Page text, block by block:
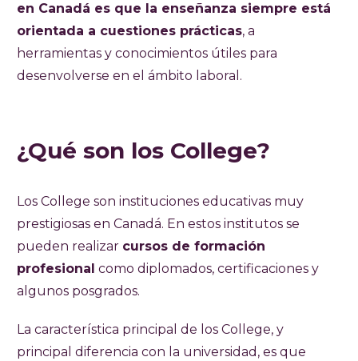
en Canadá es que la enseñanza siempre está
orientada a cuestiones prácticas, a
herramientas y conocimientos útiles para
desenvolverse en el ámbito laboral.
¿Qué son los College?
Los College son instituciones educativas muy
prestigiosas en Canadá. En estos institutos se
pueden realizar cursos de formación
profesional como diplomados, certificaciones y
algunos posgrados.
La característica principal de los College, y
principal diferencia con la universidad, es que